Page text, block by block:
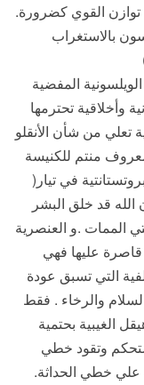
توازن القوي كضرورة.
بالاستغراب
المفضية
وأخلاقية تحترمها
تعلي من شأن الأنقلو
منتم للكنيسة
في تيار(
قد خلق البشر
الممات .و العنصرية
عليها فهي
التي تسبق عودة
والرخاء . فقط
الغيبية بحتمية
ستحكم وتقود خطي
علي خطي الحداثة.